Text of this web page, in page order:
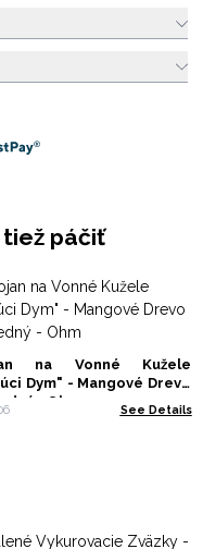
tiež páčiť
na Vonné Kužele
Dym" - Mangové Drevo
- Ohm
See Details